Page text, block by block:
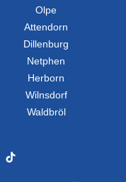
Olpe
Attendorn
Dillenburg
Netphen
Herborn
Wilnsdorf
Waldbröl